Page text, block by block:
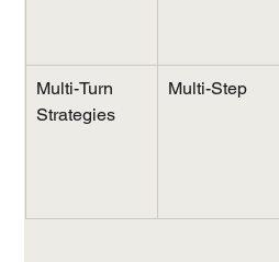
Multi-Turn
Strategies
Multi-Step